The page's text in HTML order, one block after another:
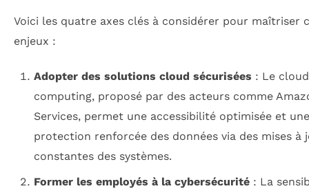
Voici les quatre axes clés à considérer pour maîtriser
enjeux :
Adopter des solutions cloud sécurisées : Le cloud
computing, proposé par des acteurs comme
Services, permet une accessibilité optimisée et une
protection renforcée des données via des mises à
constantes des systèmes.
Former les employés à la cybersécurité: La